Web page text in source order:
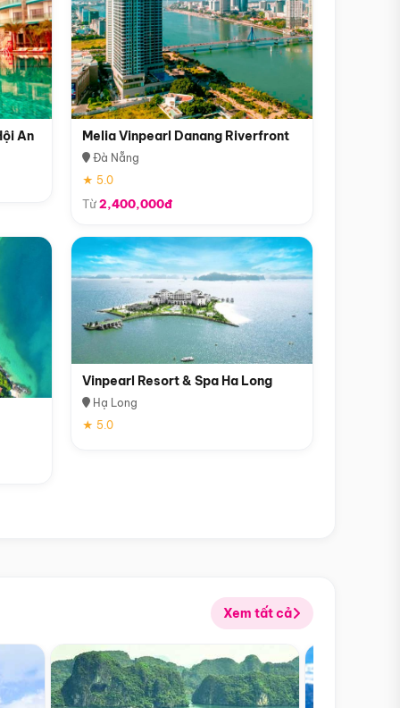
An Melia Vinpearl Danang Riverfront
Đà Nẵng
★ 5.0
Từ2,400,000đ
Vinpearl Resort & Spa Ha Long
Hạ Long
★ 5.0
Xem tất cả